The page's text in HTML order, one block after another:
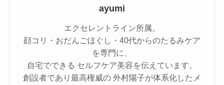
ayumi
エクセレントライン所属。
顔コリ・おだんごほぐし・40代からのたるみケア
を専門に、
自宅でできる セルフケア美容を伝えています。
創設者であり最高権威の 外村陽子が体系化したメ